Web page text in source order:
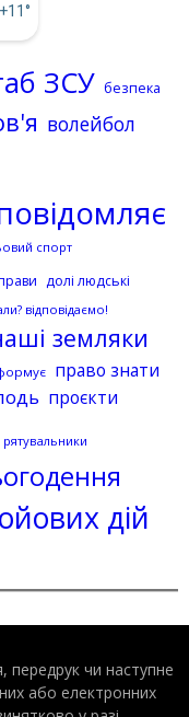
+11°
ЗСУ безпека
волейбол
спорт
долі людські
відповідаємо!
земляки
право знати
проєкти
рятувальники
дій
передрук чи наступне
або електронних